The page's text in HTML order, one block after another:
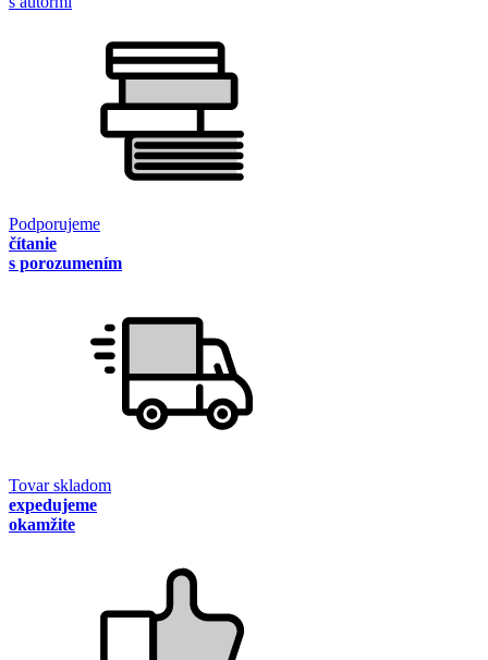
Podporujeme
čítanie
s porozumením
Tovar skladom
expedujeme
okamžite